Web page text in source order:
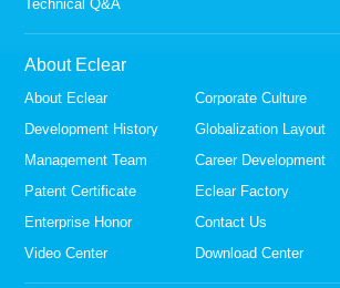
Technical Q&A
About Eclear
About Eclear
Corporate Culture
Development History
Globalization Layout
Management Team
Career Development
Patent Certificate
Eclear Factory
Enterprise Honor
Contact Us
Video Center
Download Center